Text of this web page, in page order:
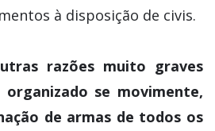
à disposição de civis.
razões muito graves
se movimente,
de armas de todos os